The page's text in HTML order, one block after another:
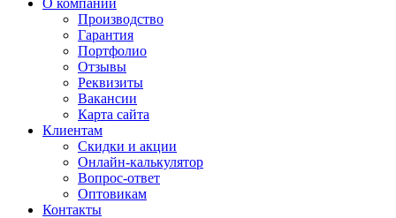
О компании
Производство
Гарантия
Портфолио
Отзывы
Реквизиты
Вакансии
Карта сайта
Клиентам
Скидки и акции
Онлайн-калькулятор
Вопрос-ответ
Оптовикам
Контакты